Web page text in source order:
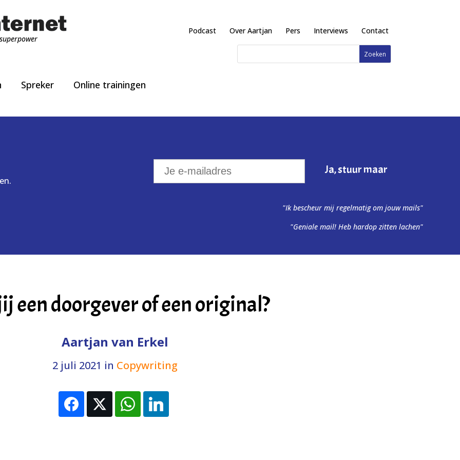
superpower
Podcast Over Aartjan Pers Interviews Contact
Spreker Online trainingen
"Ik bescheur mij regelmatig om jouw mails"
"Geniale mail! Heb hardop zitten lachen"
een doorgever of een original?
Aartjan van Erkel
2 juli 2021 in Copywriting